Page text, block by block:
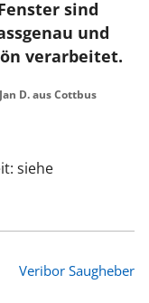
sind
und
verarbeitet.
Jan D. aus Cottbus
siehe
Veribor Saugheber